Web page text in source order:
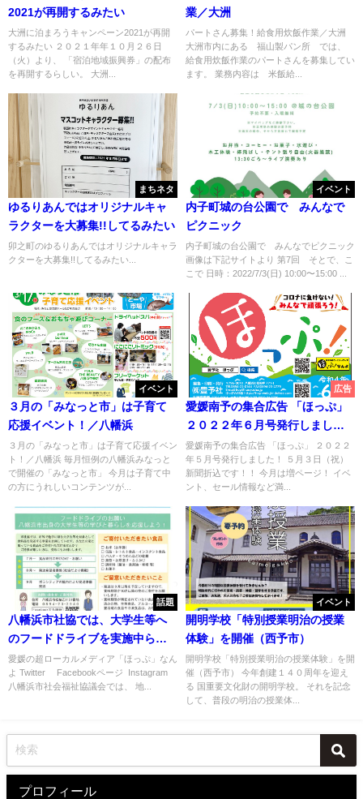
2021が再開するみたい
大洲に泊まろうキャンペーン2021が再開
するみたい ２０２１年年１０月２６日
（火）より、 「宿泊地域振興券」の配布
を再開するらしい。 大洲...
業／大洲
パートさん募集！給食用炊飯作業／大洲
大洲市内にある 福山製パン所 では、
給食用炊飯作業のパートさんを募集してい
ます。 業務内容は 米飯給...
まちネタ
ゆるりあんではオリジナルキャ
ラクターを大募集!!してるみたい
卯之町のゆるりあんではオリジナルキャラ
クターを大募集!!してるみたい...
イベント
内子町城の台公園で みんなで
ピクニック
内子町城の台公園で みんなでピクニック
画像は下記サイトより 第7回 そとで、こ
こで 日時：2022/7/3(日) 10:00〜15:00 ...
イベント
３月の「みなっと市」は子育て
応援イベント！／八幡浜
３月の「みなっと市」は子育て応援イベン
ト！／八幡浜 毎月恒例の八幡浜みなっと
で開催の「みなっと市」 今月は子育て中
の方にうれしいコンテンツが...
広告
愛媛南予の集合広告 「ほっぷ」
２０２２年６月号発行しまし
た！
愛媛南予の集合広告 「ほっぷ」 ２０２２
年５月号発行しました！ ５月３日（祝）
新聞折込です！！ 今月は増ページ！ イベ
ント、セール情報など満...
話題
八幡浜市社協では、大学生等へ
のフードドライブを実施中らし
い。
愛媛の超ローカルメディア「ほっぷ」なん
よ Twitter Facebookページ Instagram
八幡浜市社会福祉協議会では、 地...
イベント
開明学校「特別授業明治の授業
体験」を開催（西予市）
開明学校「特別授業明治の授業体験」を開
催（西予市） 今年創建１４０周年を迎え
る 国重要文化財の開明学校。 それを記念
して、普段の明治の授業体...
プロフィール